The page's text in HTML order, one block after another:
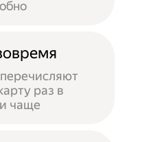
раз в
чаще